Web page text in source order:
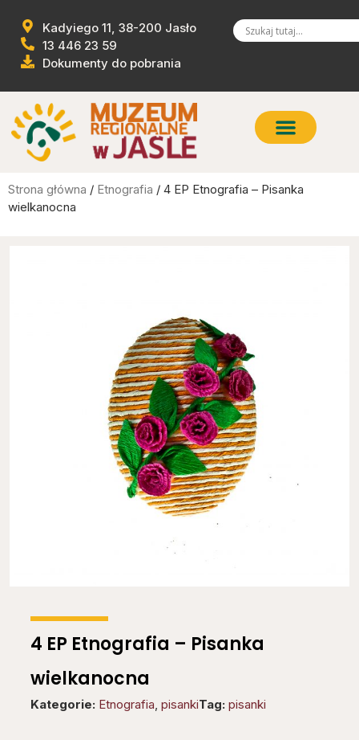
Kadyiego 11, 38-200 Jasło
13 446 23 59
Dokumenty do pobrania
Strona główna / Etnografia / 4 EP Etnografia – Pisanka
wielkanocna
4 EP Etnografia – Pisanka
wielkanocna
Kategorie: Etnografia, pisankiTag: pisanki